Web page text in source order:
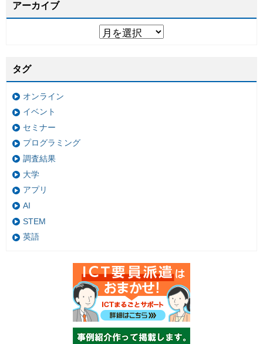
アーカイブ
タグ
オンライン
イベント
セミナー
プログラミング
調査結果
大学
アプリ
AI
STEM
英語